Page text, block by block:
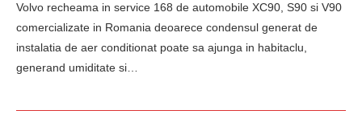
Volvo recheama in service 168 de automobile XC90, S90 si V90
comercializate in Romania deoarece condensul generat de
instalatia de aer conditionat poate sa ajunga in habitaclu,
generand umiditate si…